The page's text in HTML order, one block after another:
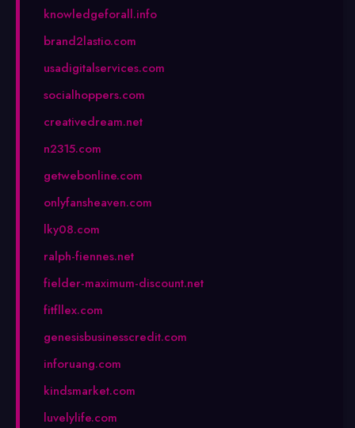
knowledgeforall.info
brand2lastio.com
usadigitalservices.com
socialhoppers.com
creativedream.net
n2315.com
getwebonline.com
onlyfansheaven.com
lky08.com
ralph-fiennes.net
fielder-maximum-discount.net
fitfllex.com
genesisbusinesscredit.com
inforuang.com
kindsmarket.com
luvelylife.com